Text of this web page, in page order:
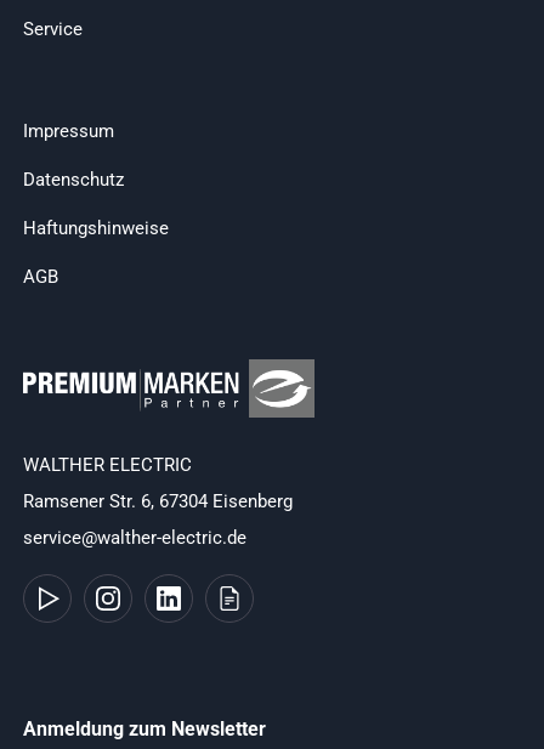
Service
Impressum
Datenschutz
Haftungshinweise
AGB
WALTHER ELECTRIC
Ramsener Str. 6, 67304 Eisenberg
service@walther-electric.de
Anmeldung zum Newsletter